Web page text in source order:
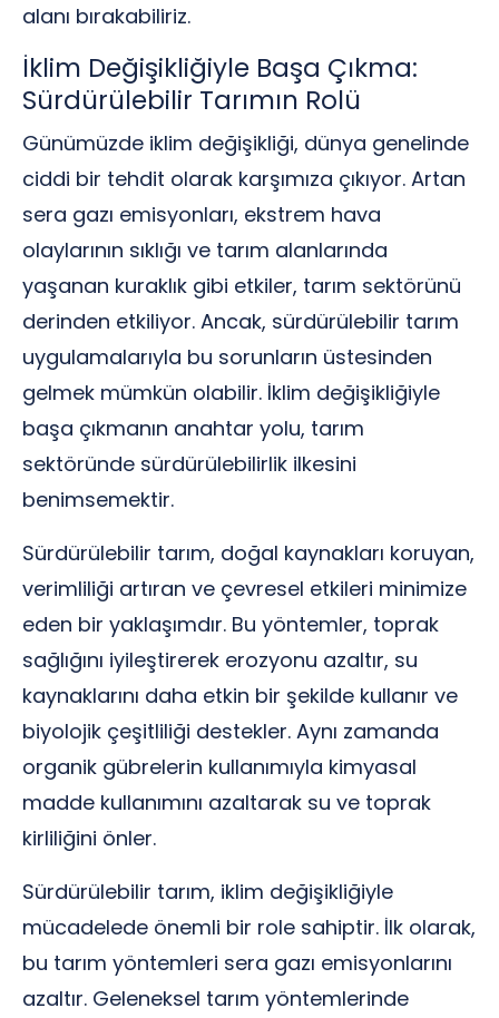
alanı bırakabiliriz.
İklim Değişikliğiyle Başa Çıkma:
Sürdürülebilir Tarımın Rolü
Günümüzde iklim değişikliği, dünya genelinde
ciddi bir tehdit olarak karşımıza çıkıyor. Artan
sera gazı emisyonları, ekstrem hava
olaylarının sıklığı ve tarım alanlarında
yaşanan kuraklık gibi etkiler, tarım sektörünü
derinden etkiliyor. Ancak, sürdürülebilir tarım
uygulamalarıyla bu sorunların üstesinden
gelmek mümkün olabilir. İklim değişikliğiyle
başa çıkmanın anahtar yolu, tarım
sektöründe sürdürülebilirlik ilkesini
benimsemektir.
Sürdürülebilir tarım, doğal kaynakları koruyan,
verimliliği artıran ve çevresel etkileri minimize
eden bir yaklaşımdır. Bu yöntemler, toprak
sağlığını iyileştirerek erozyonu azaltır, su
kaynaklarını daha etkin bir şekilde kullanır ve
biyolojik çeşitliliği destekler. Aynı zamanda
organik gübrelerin kullanımıyla kimyasal
madde kullanımını azaltarak su ve toprak
kirliliğini önler.
Sürdürülebilir tarım, iklim değişikliğiyle
mücadelede önemli bir role sahiptir. İlk olarak,
bu tarım yöntemleri sera gazı emisyonlarını
azaltır. Geleneksel tarım yöntemlerinde